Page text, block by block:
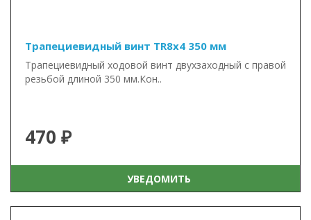
Трапециевидный винт TR8x4 350 мм
Трапециевидный ходовой винт двухзаходный с правой
резьбой длиной 350 мм.Кон..
470 ₽
УВЕДОМИТЬ